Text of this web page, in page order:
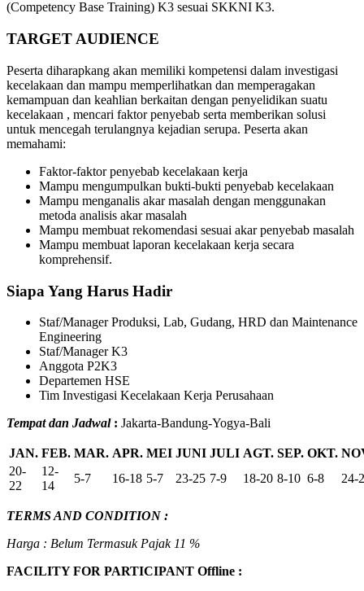
(Competency Base Training) K3 sesuai SKKNI K3.
TARGET AUDIENCE
Peserta diharapkang akan memiliki kompetensi dalam investigasi
kecelakaan dan mampu memperlihatkan dan memperagakan
kemampuan dan keahlian berkaitan dengan penyelidikan suatu
kecelakaan , mencari faktor penyebab serta memberikan solusi
untuk mencegah terulangnya kejadian serupa. Peserta akan
memahami:
Faktor-faktor penyebab kecelakaan kerja
Mampu mengumpulkan bukti-bukti penyebab kecelakaan
Mampu menganalis akar masalah dengan menggunakan
metoda analisis akar masalah
Mampu membuat rekomendasi sesuai akar penyebab masalah
Mampu membuat laporan kecelakaan kerja secara
komprehensif.
Siapa Yang Harus Hadir
Staf/Manager Produksi, Lab, Gudang, HRD dan Maintenance
Engineering
Staf/Manager K3
Anggota P2K3
Departemen HSE
Tim Investigasi Kecelakaan Kerja Perusahaan
Tempat dan Jadwal: Jakarta-Bandung-Yogya-Bali
JAN. FEB. MAR. APR. MEI JUNI JULI AGT. SEP. OKT.
20-
22
12-
14
5-7 16-18 5-7 23-25 7-9 18-20 8-10 6-8 24-
TERMS AND CONDITION :
Harga : Belum Termasuk Pajak 11 %
FACILITY FOR PARTICIPANT Offline :